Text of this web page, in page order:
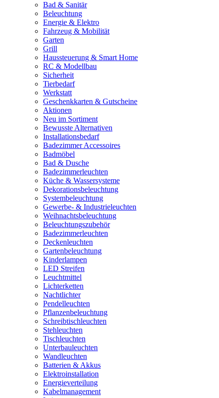
Bad & Sanitär
Beleuchtung
Energie & Elektro
Fahrzeug & Mobilität
Garten
Grill
Haussteuerung & Smart Home
RC & Modellbau
Sicherheit
Tierbedarf
Werkstatt
Geschenkkarten & Gutscheine
Aktionen
Neu im Sortiment
Bewusste Alternativen
Installationsbedarf
Badezimmer Accessoires
Badmöbel
Bad & Dusche
Badezimmerleuchten
Küche & Wassersysteme
Dekorationsbeleuchtung
Systembeleuchtung
Gewerbe- & Industrieleuchten
Weihnachtsbeleuchtung
Beleuchtungszubehör
Badezimmerleuchten
Deckenleuchten
Gartenbeleuchtung
Kinderlampen
LED Streifen
Leuchtmittel
Lichterketten
Nachtlichter
Pendelleuchten
Pflanzenbeleuchtung
Schreibtischleuchten
Stehleuchten
Tischleuchten
Unterbauleuchten
Wandleuchten
Batterien & Akkus
Elektroinstallation
Energieverteilung
Kabelmanagement